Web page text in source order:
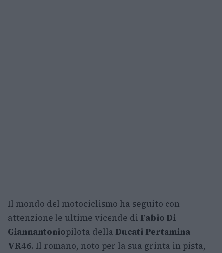
Il mondo del motociclismo ha seguito con
attenzione le ultime vicende di Fabio Di
Giannantoniopilota della Ducati Pertamina
VR46. Il romano, noto per la sua grinta in pista,